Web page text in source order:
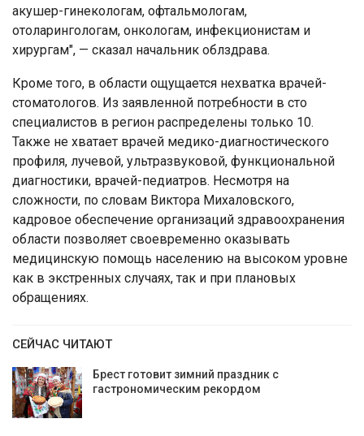
акушер-гинекологам, офтальмологам,
отоларингологам, онкологам, инфекционистам и
хирургам", — сказал начальник облздрава.
Кроме того, в области ощущается нехватка врачей-
стоматологов. Из заявленной потребности в сто
специалистов в регион распределены только 10.
Также не хватает врачей медико-диагностического
профиля, лучевой, ультразвуковой, функциональной
диагностики, врачей-педиатров. Несмотря на
сложности, по словам Виктора Михаловского,
кадровое обеспечение организаций здравоохранения
области позволяет своевременно оказывать
медицинскую помощь населению на высоком уровне
как в экстренных случаях, так и при плановых
обращениях.
СЕЙЧАС ЧИТАЮТ
Брест готовит зимний праздник с
гастрономическим рекордом